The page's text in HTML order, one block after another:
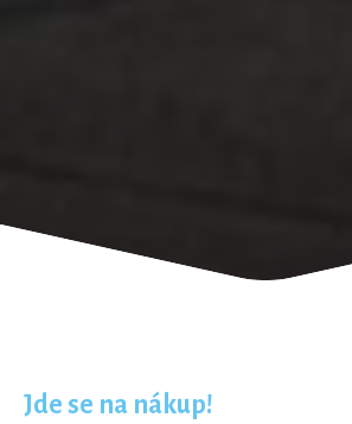
Jde se na nákup!